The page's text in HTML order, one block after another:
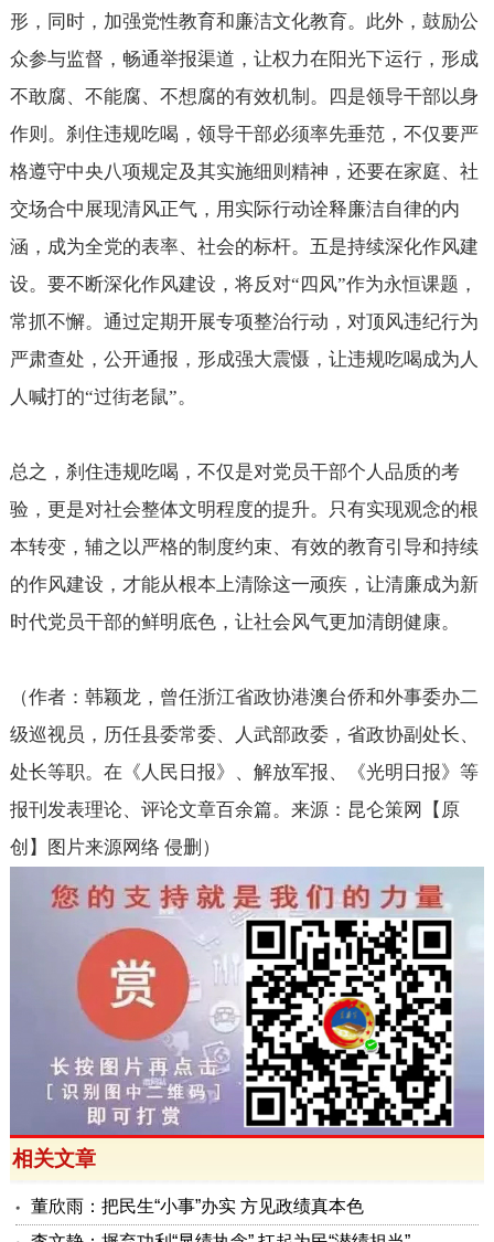
形，同时，加强党性教育和廉洁文化教育。此外，鼓励公
众参与监督，畅通举报渠道，让权力在阳光下运行，形成
不敢腐、不能腐、不想腐的有效机制。四是领导干部以身
作则。刹住违规吃喝，领导干部必须率先垂范，不仅要严
格遵守中央八项规定及其实施细则精神，还要在家庭、社
交场合中展现清风正气，用实际行动诠释廉洁自律的内
涵，成为全党的表率、社会的标杆。五是持续深化作风建
设。要不断深化作风建设，将反对“四风”作为永恒课题，
常抓不懈。通过定期开展专项整治行动，对顶风违纪行为
严肃查处，公开通报，形成强大震慑，让违规吃喝成为人
人喊打的“过街老鼠”。
总之，刹住违规吃喝，不仅是对党员干部个人品质的考
验，更是对社会整体文明程度的提升。只有实现观念的根
本转变，辅之以严格的制度约束、有效的教育引导和持续
的作风建设，才能从根本上清除这一顽疾，让清廉成为新
时代党员干部的鲜明底色，让社会风气更加清朗健康。
（作者：韩颖龙，曾任浙江省政协港澳台侨和外事委办二
级巡视员，历任县委常委、人武部政委，省政协副处长、
处长等职。在《人民日报》、解放军报、《光明日报》等
报刊发表理论、评论文章百余篇。来源：昆仑策网【原
创】图片来源网络 侵删）
相关文章
董欣雨：把民生“小事”办实 方见政绩真本色